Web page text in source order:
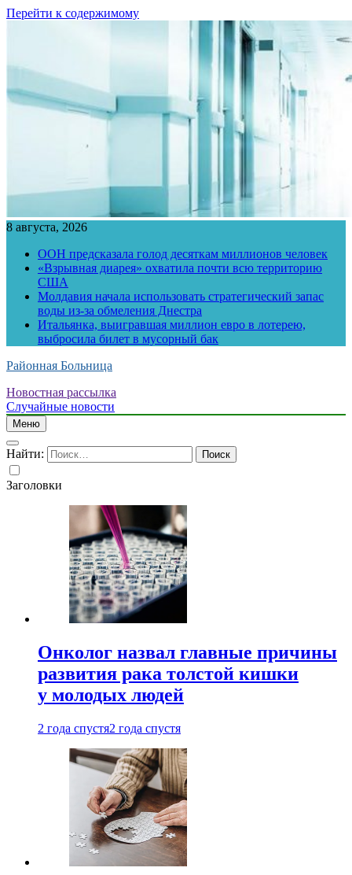
Перейти к содержимому
8 августа, 2026
ООН предсказала голод десяткам миллионов человек
«Взрывная диарея» охватила почти всю территорию
США
Молдавия начала использовать стратегический запас
воды из-за обмеления Днестра
Итальянка, выигравшая миллион евро в лотерею,
выбросила билет в мусорный бак
Районная Больница
Новостная рассылка
Случайные новости
Меню
Найти:
Заголовки
Онколог назвал главные причины
развития рака толстой кишки
у молодых людей
2 года спустя2 года спустя